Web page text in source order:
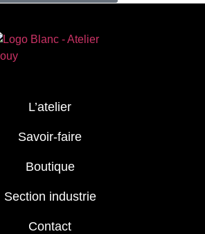
L’atelier
Savoir-faire
Boutique
Section industrie
Contact